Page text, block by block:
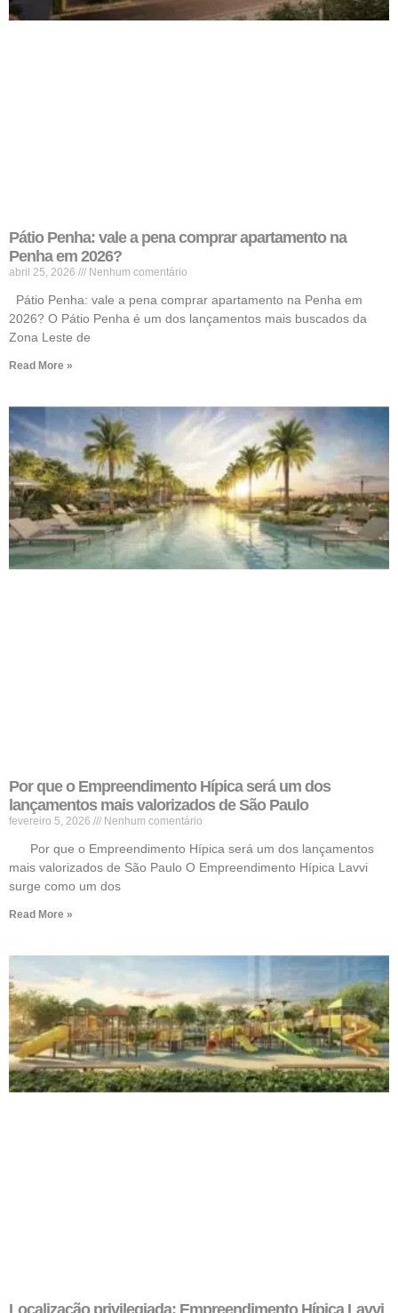
Pátio Penha: vale a pena comprar apartamento na
Penha em 2026?
abril 25, 2026 Nenhum comentário
Pátio Penha: vale a pena comprar apartamento na Penha em
2026? O Pátio Penha é um dos lançamentos mais buscados da
Zona Leste de
Read More »
Por que o Empreendimento Hípica será um dos
lançamentos mais valorizados de São Paulo
fevereiro 5, 2026 Nenhum comentário
Por que o Empreendimento Hípica será um dos lançamentos
mais valorizados de São Paulo O Empreendimento Hípica Lavvi
surge como um dos
Read More »